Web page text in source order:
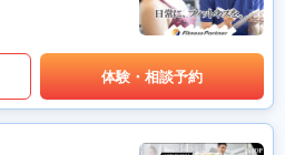
体験・相談予約